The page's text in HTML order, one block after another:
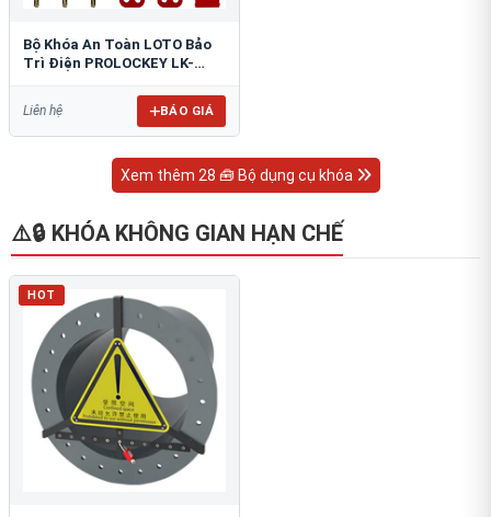
Bộ Khóa An Toàn LOTO Bảo
Trì Điện PROLOCKEY LK-
Liên hệ BÁO GIÁ
Xem thêm 28 🧰 Bộ dụng cụ khóa
⚠️🔒 KHÓA KHÔNG GIAN HẠN CHẾ
HOT